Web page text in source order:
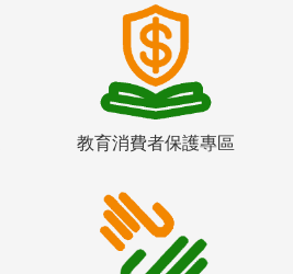
教育消費者保護專區